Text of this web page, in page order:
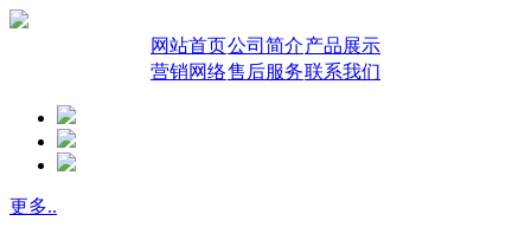
网站首页公司简介产品展示
营销网络售后服务联系我们
更多..